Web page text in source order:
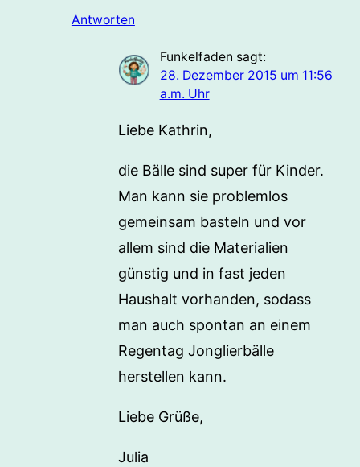
Antworten
Funkelfaden sagt:
28. Dezember 2015 um 11:56
a.m. Uhr
Liebe Kathrin,
die Bälle sind super für Kinder.
Man kann sie problemlos
gemeinsam basteln und vor
allem sind die Materialien
günstig und in fast jeden
Haushalt vorhanden, sodass
man auch spontan an einem
Regentag Jonglierbälle
herstellen kann.
Liebe Grüße,
Julia